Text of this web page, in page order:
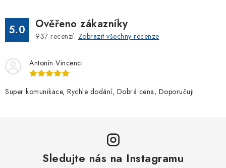
5.0 Ověřeno zákazníky
937 recenzí. Zobrazit všechny recenze
Antonín Vincenci
Super komunikace, Rychle dodání, Dobrá cena, Doporučuji
Sledujte nás na Instagramu